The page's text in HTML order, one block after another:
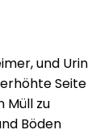
und Urin
Seite
Müll zu
Böden